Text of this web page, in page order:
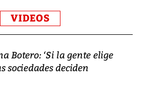
VIDEOS
Botero: ‘Si la gente elige
sociedades deciden